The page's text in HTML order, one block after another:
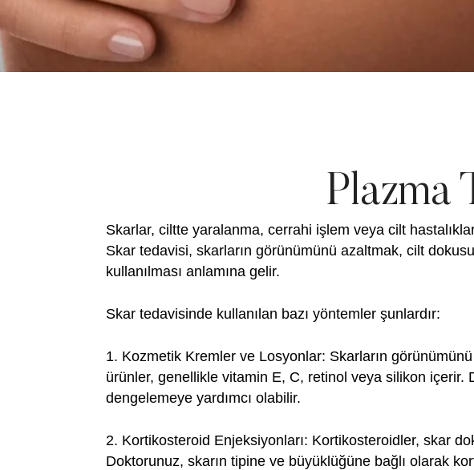
Plazma
Skarlar, ciltte yaralanma, cerrahi işlem veya cilt
Skar tedavisi, skarların görünümünü azaltmak, cilt
kullanılması anlamına gelir.
Skar tedavisinde kullanılan bazı yöntemler şunlardır:
1. Kozmetik Kremler ve Losyonlar: Skarların
ürünler, genellikle vitamin E, C, retinol veya silikon içerir.
dengelemeye yardımcı olabilir.
2. Kortikosteroid Enjeksiyonları: Kortikosteroidler, skar
Doktorunuz, skarın tipine ve büyüklüğüne bağlı olarak